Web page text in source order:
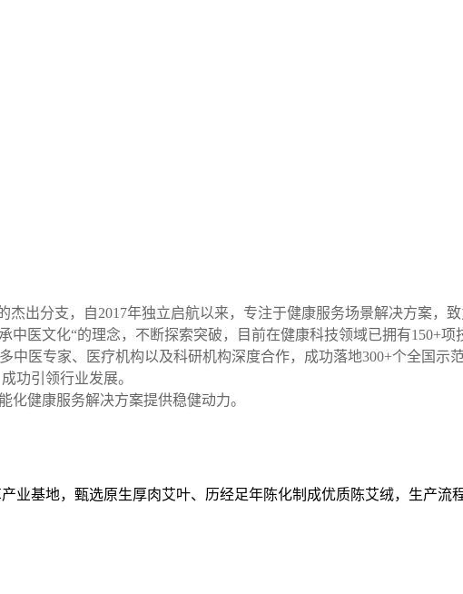
出分支，自2017年独立启航以来，专注于健康服务场景解决方案，
中医文化“的理念，不断探索突破，目前在健康科技领域已拥有150+项
医专家、医疗机构以及科研机构深度合作，成功落地300+个全国示
功引领行业发展。
健康服务解决方案提供稳健动力。
业基地，甄选原生厚肉艾叶、历经足年陈化制成优质陈艾绒，生产流